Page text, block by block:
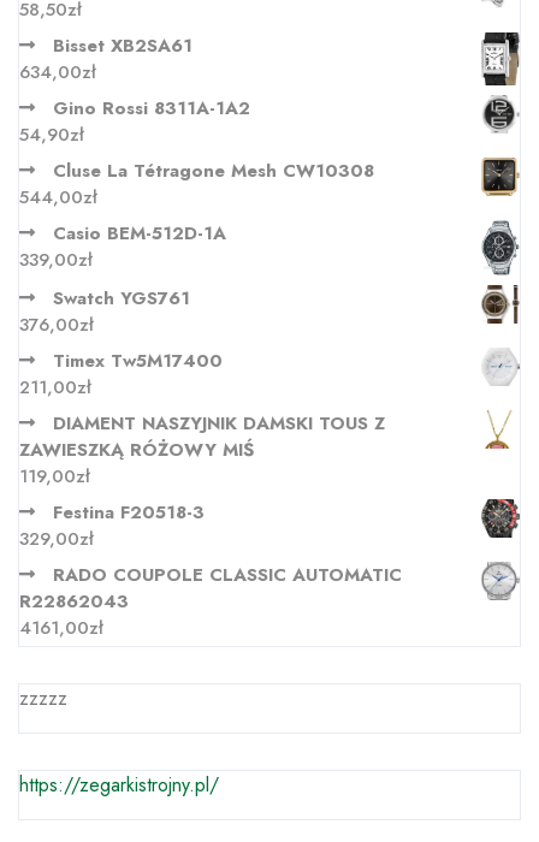
58,50zł
Bisset XB2SA61
634,00zł
Gino Rossi 8311A-1A2
54,90zł
Cluse La Tétragone Mesh CW10308
544,00zł
Casio BEM-512D-1A
339,00zł
Swatch YGS761
376,00zł
Timex Tw5M17400
211,00zł
DIAMENT NASZYJNIK DAMSKI TOUS Z
ZAWIESZKĄ RÓŻOWY MIŚ
119,00zł
Festina F20518-3
329,00zł
RADO COUPOLE CLASSIC AUTOMATIC
R22862043
4161,00zł
zzzzz
https://zegarkistrojny.pl/